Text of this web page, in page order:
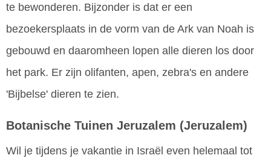
te bewonderen. Bijzonder is dat er een
bezoekersplaats in de vorm van de Ark van Noah is
gebouwd en daaromheen lopen alle dieren los door
het park. Er zijn olifanten, apen, zebra's en andere
'Bijbelse' dieren te zien.
Botanische Tuinen Jeruzalem (Jeruzalem)
Wil je tijdens je vakantie in Israël even helemaal tot